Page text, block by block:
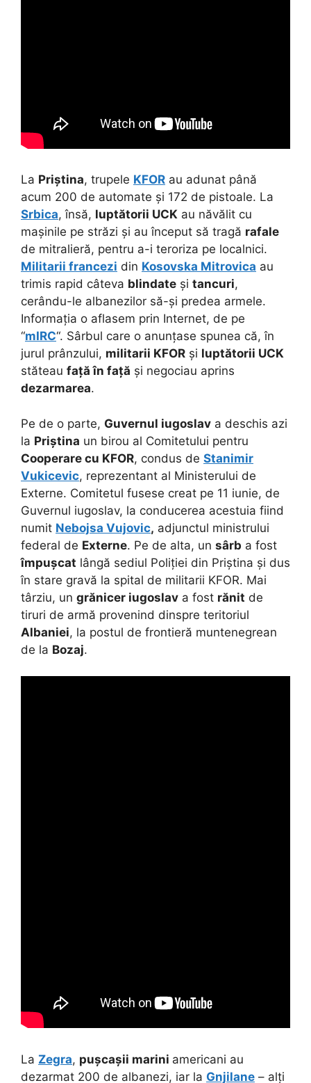
La Priștina, trupele KFOR au adunat până
acum 200 de automate și 172 de pistoale. La
Srbica, însă, luptătorii UCK au năvălit cu
mașinile pe străzi și au început să tragă rafale
de mitralieră, pentru a-i teroriza pe localnici.
Militarii francezi din Kosovska Mitrovica au
trimis rapid câteva blindate și tancuri,
cerându-le albanezilor să-și predea armele.
Informația o aflasem prin Internet, de pe
“mIRC“. Sârbul care o anunțase spunea că, în
jurul prânzului, militarii KFOR și luptătorii UCK
stăteau față în față și negociau aprins
dezarmarea.
Pe de o parte, Guvernul iugoslav a deschis azi
la Priștina un birou al Comitetului pentru
Cooperare cu KFOR, condus de Stanimir
Vukicevic, reprezentant al Ministerului de
Externe. Comitetul fusese creat pe 11 iunie, de
Guvernul iugoslav, la conducerea acestuia fiind
numit Nebojsa Vujovic, adjunctul ministrului
federal de Externe. Pe de alta, un sârb a fost
împușcat lângă sediul Poliției din Priștina și dus
în stare gravă la spital de militarii KFOR. Mai
târziu, un grănicer iugoslav a fost rănit de
tiruri de armă provenind dinspre teritoriul
Albaniei, la postul de frontieră muntenegrean
de la Bozaj.
La Zegra, pușcașii marini americani au
dezarmat 200 de albanezi, iar la Gnjilane – alți